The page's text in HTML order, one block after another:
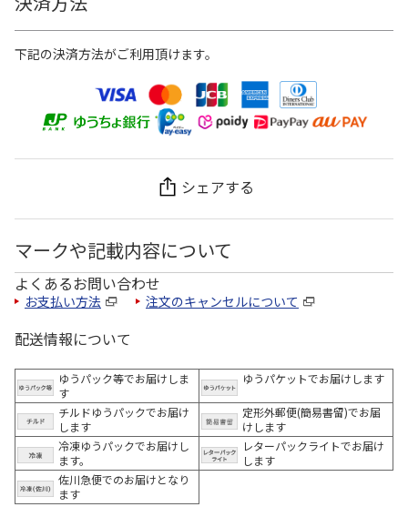
下記の決済方法がご利用頂けます。
シェアする
マークや記載内容について
よくあるお問い合わせ
お支払い方法 注文のキャンセルについて
配送情報について
ゆうパック等でお届けしま
す
ゆうパケットでお届けします
チルドゆうパックでお届け
します
定形外郵便(簡易書留)でお届
けします
冷凍ゆうパックでお届けし
ます。
レターパックライトでお届け
します
佐川急便でのお届けとなり
ます